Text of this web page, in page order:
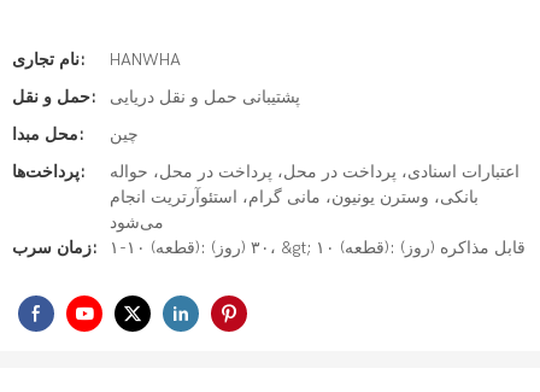
نام تجاری:
HANWHA
حمل و نقل:
پشتیبانی حمل و نقل دریایی
محل مبدا:
چین
پرداخت‌ها:
اعتبارات اسنادی، پرداخت در محل، پرداخت در محل، حواله
بانکی، وسترن یونیون، مانی گرام، استئوآرتریت انجام
می‌شود
زمان سرب:
۱-۱۰ (قطعه): ۳۰ (روز)، &gt; ۱۰ (قطعه): قابل مذاکره (روز)